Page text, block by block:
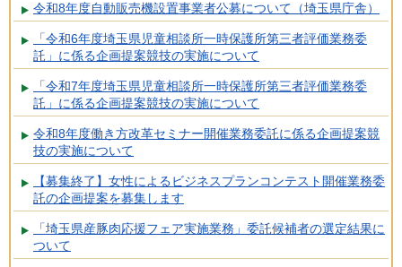
令和8年度自動販売機設置事業者公募について（埼玉県庁舎）
「令和6年度埼玉県児童相談所一時保護所第三者評価業務委
託」に係る企画提案競技の実施について
「令和7年度埼玉県児童相談所一時保護所第三者評価業務委
託」に係る企画提案競技の実施について
令和8年度働き方改革セミナー開催業務委託に係る企画提案競
技の実施について
【募集終了】女性によるビジネスプランコンテスト開催業務委
託の企画提案を募集します
「埼玉県産豚肉応援フェア実施業務」委託候補者の選定結果に
ついて